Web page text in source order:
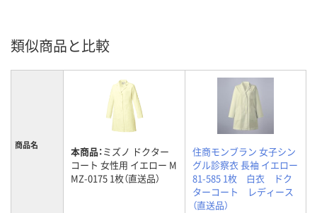
類似商品と比較
商品名 本商品：ミズノ ドクター
コート 女性用 イエロー M
MZ-0175 1枚（直送品）
住商モンブラン 女子シン
グル診察衣 長袖 イエロー
81-585 1枚 白衣 ドク
ターコート レディース
（直送品）